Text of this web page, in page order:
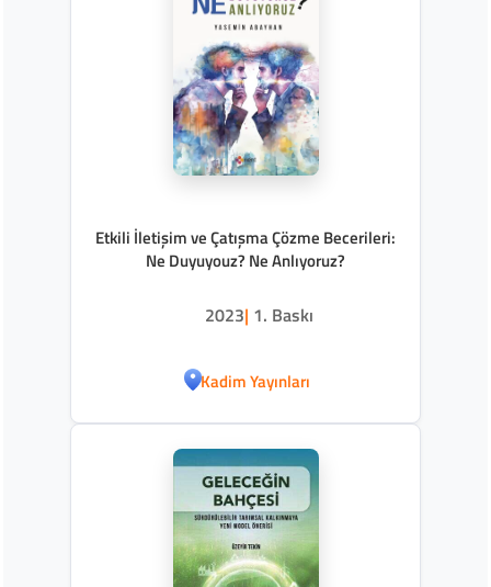
Etkili İletişim ve Çatışma Çözme Becerileri:
Ne Duyuyouz? Ne Anlıyoruz?
2023| 1. Baskı
Kadim Yayınları